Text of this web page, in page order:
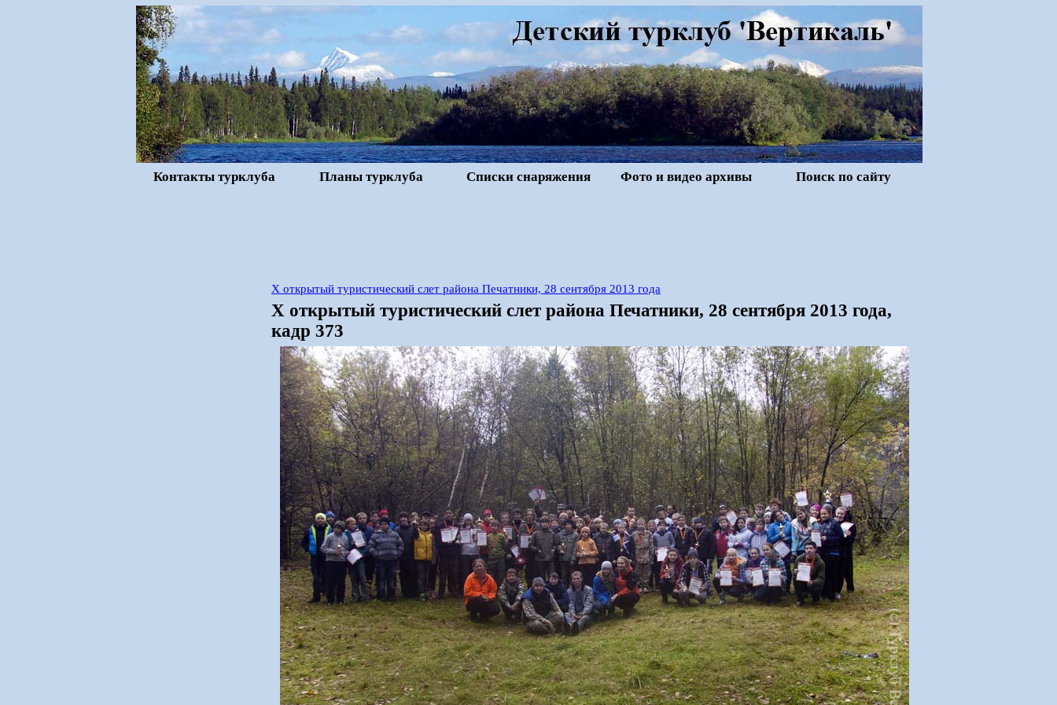
Контакты турклуба Планы турклуба Списки снаряжения Фото и видео архивы Поиск по сайту
X открытый туристический слет района Печатники, 28 сентября 2013 года
X открытый туристический слет района Печатники, 28 сентября 2013 года,
кадр 373